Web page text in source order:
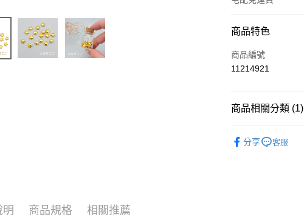
付款方式
信用卡一次付款
ATM付款
商品特色
商品編號
11214921
商品相關分類 (1)
分享
客服
明 商品規格 相關推薦